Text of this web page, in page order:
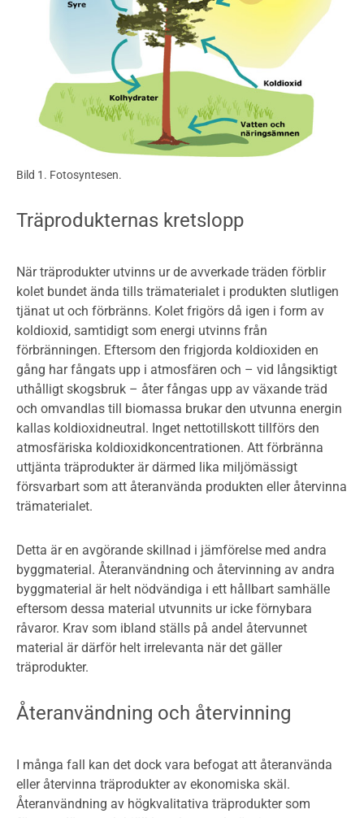
Bild 1. Fotosyntesen.
Träprodukternas kretslopp
När träprodukter utvinns ur de avverkade träden förblir
kolet bundet ända tills trämaterialet i produkten slutligen
tjänat ut och förbränns. Kolet frigörs då igen i form av
koldioxid, samtidigt som energi utvinns från
förbränningen. Eftersom den frigjorda koldioxiden en
gång har fångats upp i atmosfären och – vid långsiktigt
uthålligt skogsbruk – åter fångas upp av växande träd
och omvandlas till biomassa brukar den utvunna energin
kallas koldioxidneutral. Inget nettotillskott tillförs den
atmosfäriska koldioxidkoncentrationen. Att förbränna
uttjänta träprodukter är därmed lika miljömässigt
försvarbart som att återanvända produkten eller återvinna
trämaterialet.
Detta är en avgörande skillnad i jämförelse med andra
byggmaterial. Återanvändning och återvinning av andra
byggmaterial är helt nödvändiga i ett hållbart samhälle
eftersom dessa material utvunnits ur icke förnybara
råvaror. Krav som ibland ställs på andel återvunnet
material är därför helt irrelevanta när det gäller
träprodukter.
Återanvändning och återvinning
I många fall kan det dock vara befogat att återanvända
eller återvinna träprodukter av ekonomiska skäl.
Återanvändning av högkvalitativa träprodukter som